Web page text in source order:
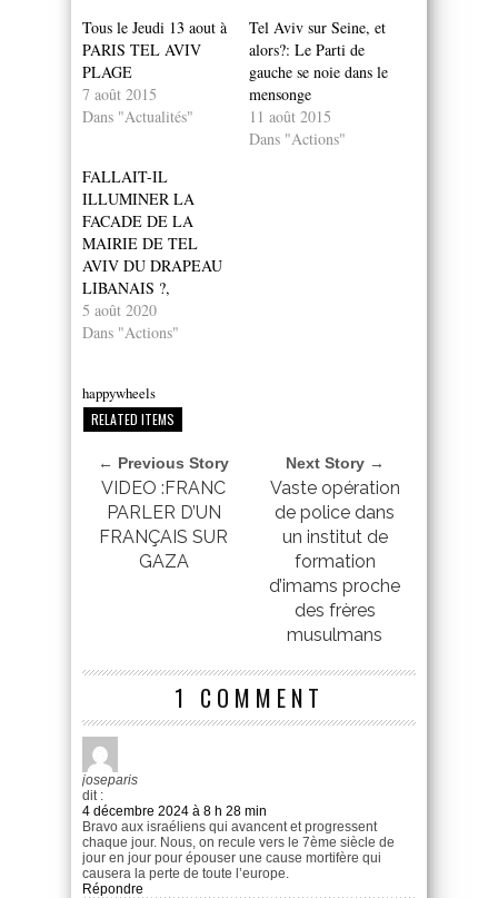
Tous le Jeudi 13 aout à
PARIS TEL AVIV
PLAGE
7 août 2015
Dans "Actualités"
Tel Aviv sur Seine, et
alors?: Le Parti de
gauche se noie dans le
mensonge
11 août 2015
Dans "Actions"
FALLAIT-IL
ILLUMINER LA
FACADE DE LA
MAIRIE DE TEL
AVIV DU DRAPEAU
LIBANAIS ?,
5 août 2020
Dans "Actions"
happywheels
RELATED ITEMS
← Previous Story
VIDEO :FRANC
PARLER D’UN
FRANÇAIS SUR
GAZA
Next Story →
Vaste opération
de police dans
un institut de
formation
d’imams proche
des frères
musulmans
1 COMMENT
joseparis
dit :
4 décembre 2024 à 8 h 28 min
Bravo aux israéliens qui avancent et progressent
chaque jour. Nous, on recule vers le 7ème siècle de
jour en jour pour épouser une cause mortifère qui
causera la perte de toute l’europe.
Répondre